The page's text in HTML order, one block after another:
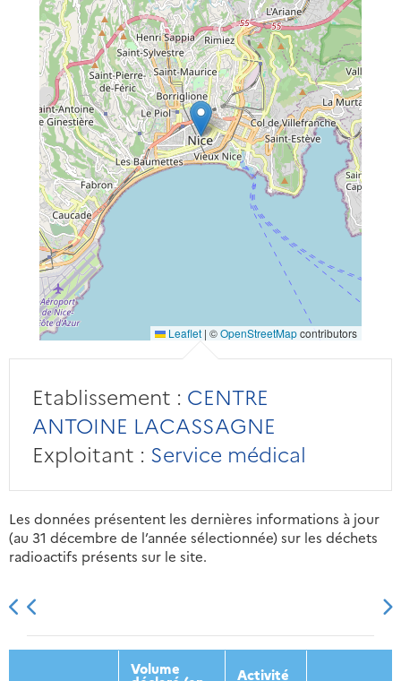
Leaflet | ©OpenStreetMapcontributors
Etablissement : CENTRE
ANTOINE LACASSAGNE
Exploitant : Service médical
Les données présentent les dernières informations à jour
(au 31 décembre de l’année sélectionnée) sur les déchets
radioactifs présents sur le site.
2013 2014 2015 2016
Volume Activité